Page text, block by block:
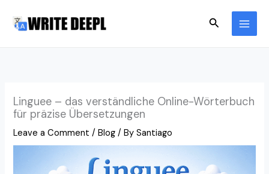
Search
Linguee – das verständliche Online-Wörterbuch
für präzise Übersetzungen
Leave a Comment /Blog / BySantiago